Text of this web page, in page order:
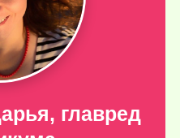
главред